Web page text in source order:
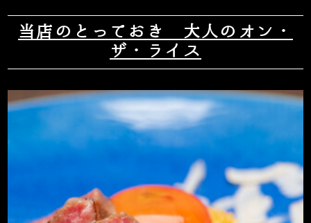
当店のとっておき 大人のオン・
ザ・ライス